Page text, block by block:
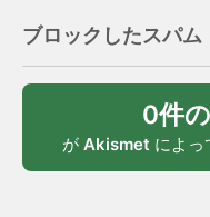
ブロックしたスパム
0件
が Akismet によっ